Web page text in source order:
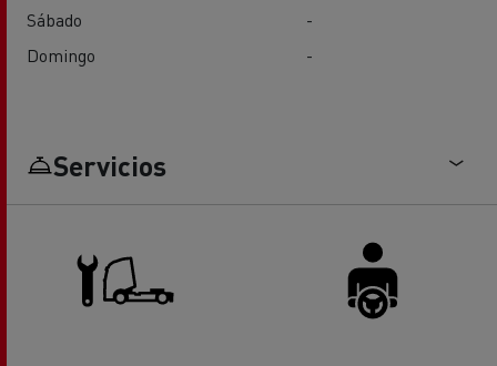
Sábado
-
Domingo
-
Servicios